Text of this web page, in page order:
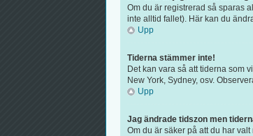
Om du är registrerad så sparas
inte alltid fallet). Här kan du
Upp
Tiderna stämmer inte!
Det kan vara så att tiderna som
New York, Sydney, osv.
Upp
Jag ändrade tidszon men
Om du är säker på att du har